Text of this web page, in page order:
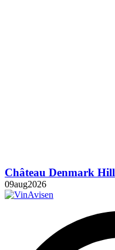
Château Denmark Hill
09aug2026